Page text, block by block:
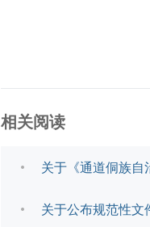
相关阅读
关于《通道侗族
关于公布规范性文